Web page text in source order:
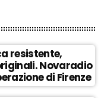
resistente,
Novaradio
di Firenze